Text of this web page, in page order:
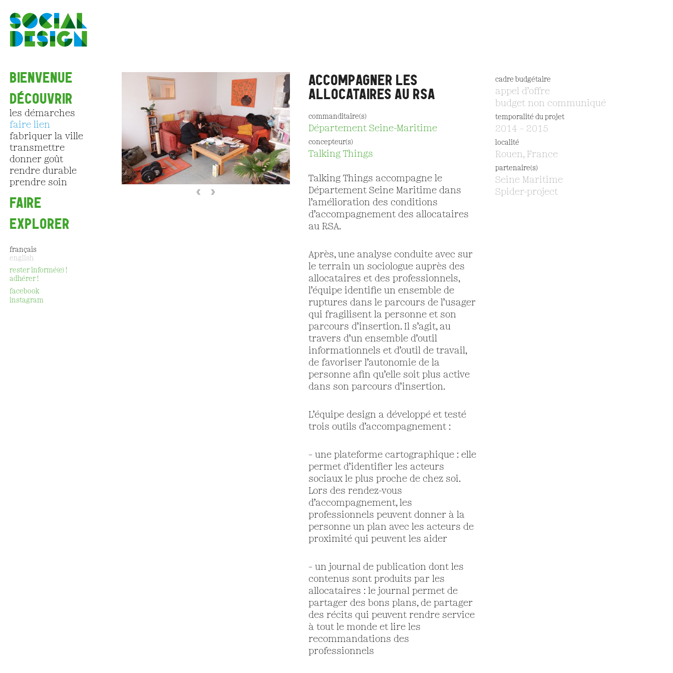
BIENVENUE
DÉCOUVRIR
les démarches
faire lien
fabriquer la ville
transmettre
donner goût
rendre durable
prendre soin
FAIRE
EXPLORER
français
english
rester informé(e) !
adhérer !
CONTACT
facebook
instagram
‹ ›
ACCOMPAGNER LES
ALLOCATAIRES AU RSA
commanditaire(s)
Département Seine-Maritime
concepteur(s)
Talking Things
Talking Things accompagne le
Département Seine Maritime dans
l’amélioration des conditions
d’accompagnement des allocataires
au RSA.
Après, une analyse conduite avec sur
le terrain un sociologue auprès des
allocataires et des professionnels,
l’équipe identifie un ensemble de
ruptures dans le parcours de l’usager
qui fragilisent la personne et son
parcours d’insertion. Il s’agit, au
travers d’un ensemble d’outil
informationnels et d’outil de travail,
de favoriser l’autonomie de la
personne afin qu’elle soit plus active
dans son parcours d’insertion.
L’équipe design a développé et testé
trois outils d’accompagnement :
– une plateforme cartographique : elle
permet d’identifier les acteurs
sociaux le plus proche de chez soi.
Lors des rendez-vous
d’accompagnement, les
professionnels peuvent donner à la
personne un plan avec les acteurs de
proximité qui peuvent les aider
– un journal de publication dont les
contenus sont produits par les
allocataires : le journal permet de
partager des bons plans, de partager
des récits qui peuvent rendre service
à tout le monde et lire les
recommandations des
professionnels
cadre budgétaire
appel d’offre
budget non communiqué
temporalité du projet
2014 – 2015
localité
Rouen, France
partenaire(s)
Seine Maritime
Spider-project